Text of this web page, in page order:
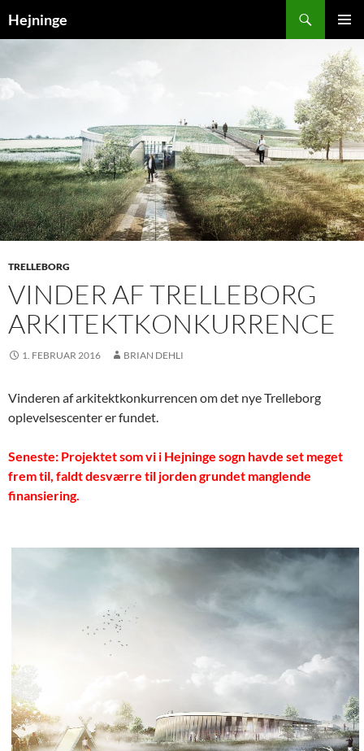
Hejninge
MENU
TRELLEBORG
VINDER AF TRELLEBORG
ARKITEKTKONKURRENCE
1. FEBRUAR 2016 BRIAN DEHLI
Vinderen af arkitektkonkurrencen om det nye Trelleborg
oplevelsescenter er fundet.
Seneste: Projektet som vi i Hejninge sogn havde set meget
frem til, faldt desværre til jorden grundet manglende
finansiering.